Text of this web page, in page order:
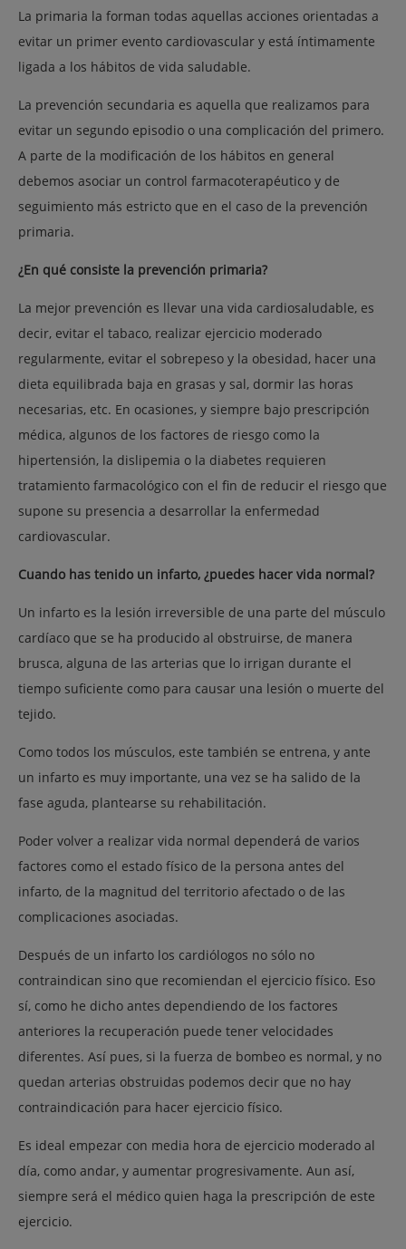
La primaria la forman todas aquellas acciones orientadas a
evitar un primer evento cardiovascular y está íntimamente
ligada a los hábitos de vida saludable.
La prevención secundaria es aquella que realizamos para
evitar un segundo episodio o una complicación del primero.
A parte de la modificación de los hábitos en general
debemos asociar un control farmacoterapéutico y de
seguimiento más estricto que en el caso de la prevención
primaria.
¿En qué consiste la prevención primaria?
La mejor prevención es llevar una vida cardiosaludable, es
decir, evitar el tabaco, realizar ejercicio moderado
regularmente, evitar el sobrepeso y la obesidad, hacer una
dieta equilibrada baja en grasas y sal, dormir las horas
necesarias, etc. En ocasiones, y siempre bajo prescripción
médica, algunos de los factores de riesgo como la
hipertensión, la dislipemia o la diabetes requieren
tratamiento farmacológico con el fin de reducir el riesgo que
supone su presencia a desarrollar la enfermedad
cardiovascular.
Cuando has tenido un infarto, ¿puedes hacer vida normal?
Un infarto es la lesión irreversible de una parte del músculo
cardíaco que se ha producido al obstruirse, de manera
brusca, alguna de las arterias que lo irrigan durante el
tiempo suficiente como para causar una lesión o muerte del
tejido.
Como todos los músculos, este también se entrena, y ante
un infarto es muy importante, una vez se ha salido de la
fase aguda, plantearse su rehabilitación.
Poder volver a realizar vida normal dependerá de varios
factores como el estado físico de la persona antes del
infarto, de la magnitud del territorio afectado o de las
complicaciones asociadas.
Después de un infarto los cardiólogos no sólo no
contraindican sino que recomiendan el ejercicio físico. Eso
sí, como he dicho antes dependiendo de los factores
anteriores la recuperación puede tener velocidades
diferentes. Así pues, si la fuerza de bombeo es normal, y no
quedan arterias obstruidas podemos decir que no hay
contraindicación para hacer ejercicio físico.
Es ideal empezar con media hora de ejercicio moderado al
día, como andar, y aumentar progresivamente. Aun así,
siempre será el médico quien haga la prescripción de este
ejercicio.